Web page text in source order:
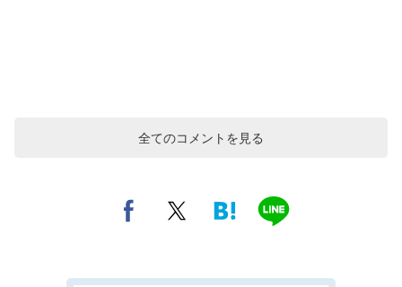
全てのコメントを見る